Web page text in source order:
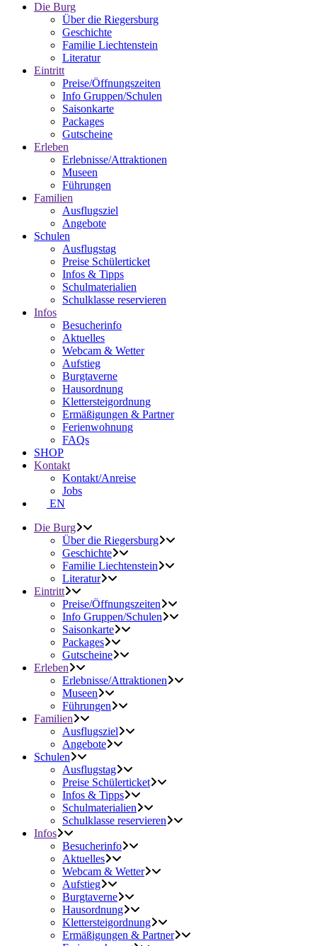
Die Burg
Über die Riegersburg
Geschichte
Familie Liechtenstein
Literatur
Eintritt
Preise/Öffnungszeiten
Info Gruppen/Schulen
Saisonkarte
Packages
Gutscheine
Erleben
Erlebnisse/Attraktionen
Museen
Führungen
Familien
Ausflugsziel
Angebote
Schulen
Ausflugstag
Preise Schülerticket
Infos & Tipps
Schulmaterialien
Schulklasse reservieren
Infos
Besucherinfo
Aktuelles
Webcam & Wetter
Aufstieg
Burgtaverne
Hausordnung
Klettersteigordnung
Ermäßigungen & Partner
Ferienwohnung
FAQs
SHOP
Kontakt
Kontakt/Anreise
Jobs
EN
Die Burg
Über die Riegersburg
Geschichte
Familie Liechtenstein
Literatur
Eintritt
Preise/Öffnungszeiten
Info Gruppen/Schulen
Saisonkarte
Packages
Gutscheine
Erleben
Erlebnisse/Attraktionen
Museen
Führungen
Familien
Ausflugsziel
Angebote
Schulen
Ausflugstag
Preise Schülerticket
Infos & Tipps
Schulmaterialien
Schulklasse reservieren
Infos
Besucherinfo
Aktuelles
Webcam & Wetter
Aufstieg
Burgtaverne
Hausordnung
Klettersteigordnung
Ermäßigungen & Partner